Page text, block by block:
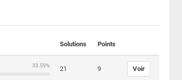
Solutions Points
33.59% 21 9 Voir